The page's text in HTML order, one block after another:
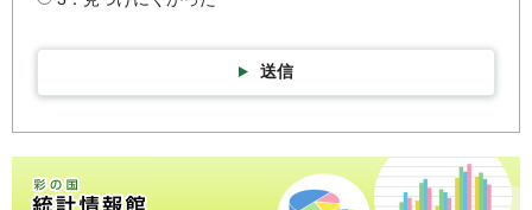
送信
彩の国統計情報館トップページ